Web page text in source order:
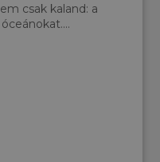
csak kaland: a